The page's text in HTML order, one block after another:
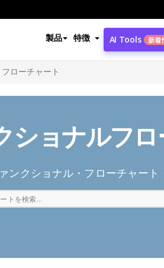
製品 特徴 AI Tools 新着
ローチャート
ショナルフ
ンクショナル・フローチャー